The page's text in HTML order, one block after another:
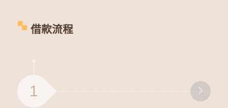
借款流程
1